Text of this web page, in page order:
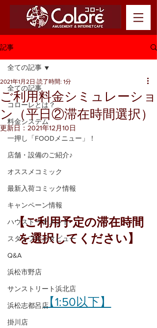
記事
全ての記事
コローレとは？
料金システム
一押し「FOODメニュー」！
店舗・設備のご紹介♪
オススメコミック
最新入荷コミック情報
キャンペーン情報
ハウストーナメント
スタッフインタビュー
Q&A
浜松市野店
サンストリート浜北店
浜松志都呂店
掛川店
全ての記事
ご利用料金シミュレーショ
ン（平日②滞在時間選択）
2021年1月2日 読了時間: 1分
更新日： 2021年12月10日
【ご利用予定の滞在時間
を選択してください】
【1:50以下】